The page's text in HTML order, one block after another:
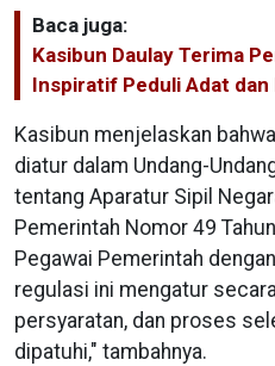
Baca juga:
Kasibun Daulay Terima
Inspiratif Peduli Adat dan
Kasibun menjelaskan
diatur dalam Undang-
tentang Aparatur Sipil
Pemerintah Nomor 49
Pegawai Pemerintah
regulasi ini mengatur
persyaratan, dan proses
dipatuhi," tambahnya.